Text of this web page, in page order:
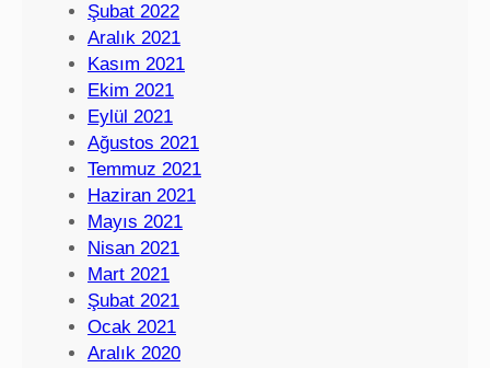
Şubat 2022
Aralık 2021
Kasım 2021
Ekim 2021
Eylül 2021
Ağustos 2021
Temmuz 2021
Haziran 2021
Mayıs 2021
Nisan 2021
Mart 2021
Şubat 2021
Ocak 2021
Aralık 2020